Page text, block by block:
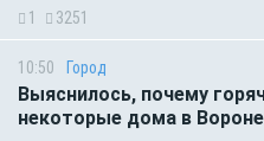
1 3251
10:50 Город
Выяснилось, почему
некоторые дома в